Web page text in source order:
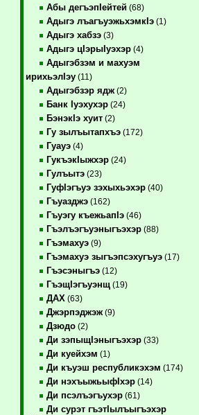
Абы дегъэпIейтей(68)
Адыгэ лъагъуэжьхэмкIэ(1)
Адыгэ хабзэ(3)
Адыгэ цIэрыIуэхэр(4)
Адыгэбзэм и махуэм
ирихьэлIэу(11)
Адыгэбзэр ядж(2)
Банк Iуэхухэр(24)
БэнэкIэ хуит(2)
Гу зылъытапхъэ(172)
Гуауэ(4)
ГукъэкIыжхэр(24)
Гулъытэ(23)
ГуфIэгъуэ зэхыхьэхэр(40)
Гъуазджэ(162)
Гъуэгу къежьапIэ(46)
Гъэлъэгъуэныгъэхэр(88)
Гъэмахуэ(9)
Гъэмахуэ зыгъэпсэхугъуэ(17)
Гъэсэныгъэ(12)
ГъэщIэгъуэнщ(19)
ДАХ (63)
Джэрпэджэж(9)
Дзюдо(2)
Ди зэпыщIэныгъэхэр(33)
Ди куейхэм (1)
Ди къуэш республикэхэм (174)
Ди нэхъыжьыфIхэр(14)
Ди псэлъэгъухэр(61)
Ди сурэт гъэтIылъыгъэхэр